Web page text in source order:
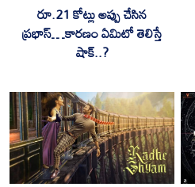
రూ.21 కోట్లు అప్పు చేసిన
ప్రభాస్…కారణం ఏమిటో తెలిస్తే
షాక్..?